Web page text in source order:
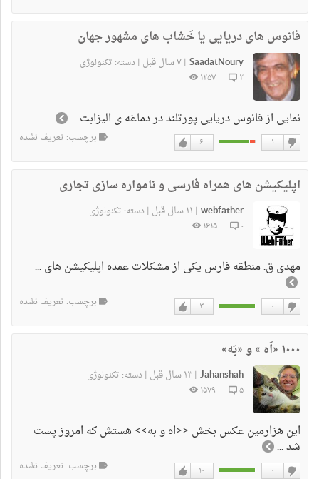
فانوس های دریایی یا خَشاب های مشهور جهان
SaadatNoury
|۷ سال قبل | دسته: تکنولوژی
۲
۱۲۵۷
نمایی از فانوس دریایی پورتلند در دماغه ی الیزابت ...
۶ ۱ برچسب: تعریف نشده
اپلیکیشن های همراه فارسی و نامواره سازی تجاری
webfather
| ۱۱ سال قبل | دسته: تکنولوژی
۰
۱۶۱۵
مهدی ق. منطقه فارس یکی از مشکلات عمده اپلیکیشن های ...
۳ ۰ برچسب: تعریف نشده
۱۰۰۰ «اَه » و «بَه»
Jahanshah
|۱۳ سال قبل | دسته: تکنولوژی
۵
۱۵۷۹
این هزارمین عکس بخش <<اه و به>> هستش که امروز پست
شد ...
۱۰ ۰ برچسب: تعریف نشده